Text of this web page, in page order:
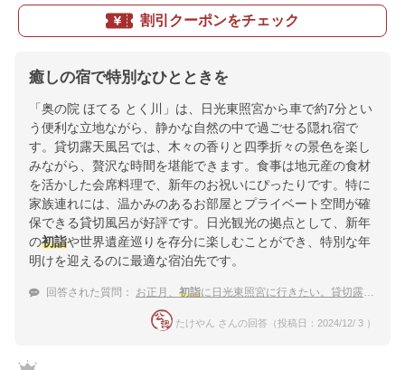
割引クーポンをチェック
癒しの宿で特別なひとときを
「奥の院 ほてる とく川」は、日光東照宮から車で約7分とい
う便利な立地ながら、静かな自然の中で過ごせる隠れ宿で
す。貸切露天風呂では、木々の香りと四季折々の景色を楽し
みながら、贅沢な時間を堪能できます。食事は地元産の食材
を活かした会席料理で、新年のお祝いにぴったりです。特に
家族連れには、温かみのあるお部屋とプライベート空間が確
保できる貸切風呂が好評です。日光観光の拠点として、新年
の初詣や世界遺産巡りを存分に楽しむことができ、特別な年
明けを迎えるのに最適な宿泊先です。
回答された質問： お正月、 初詣に日光東照宮に行きたい。貸切露天風呂のある温泉宿を教えて！
たけやん さんの回答（投稿日：2024/12/ 3 ）